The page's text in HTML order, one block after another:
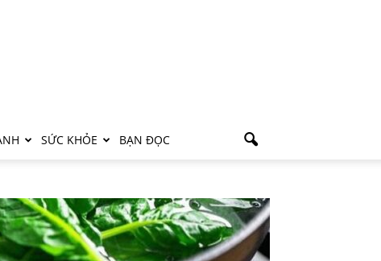
SỨC KHỎE BẠN ĐỌC